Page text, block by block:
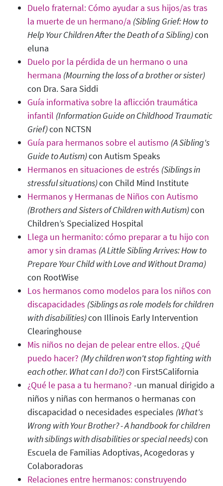
Duelo fraternal: Cómo ayudar a sus hijos/as tras
la muerte de un hermano/a (Sibling Grief: How to
Help Your Children After the Death of a Sibling)con
eluna
Duelo por la pérdida de un hermano o una
hermana (Mourning the loss of a brother or sister)
con Dra. Sara Siddi
Guía informativa sobre la aflicción traumática
infantil (Information Guide on Childhood Traumatic
Grief)con NCTSN
Guía para hermanos sobre el autismo (A Sibling's
Guide to Autism)con Autism Speaks
Hermanos en situaciones de estrés (Siblings in
stressful situations)con Child Mind Institute
Hermanos y Hermanas de Niños con Autismo
(Brothers and Sisters of Children with Autism)con
Children’s Specialized Hospital
Llega un hermanito: cómo preparar a tu hijo con
amor y sin dramas (A Little Sibling Arrives: How to
Prepare Your Child with Love and Without Drama)
con RootWise
Los hermanos como modelos para los niños con
discapacidades (Siblings as role models for children
with disabilities)con Illinois Early Intervention
Clearinghouse
Mis niños no dejan de pelear entre ellos. ¿Qué
puedo hacer? (My children won't stop fighting with
each other. What can I do?)con First5California
¿Qué le pasa a tu hermano? -un manual dirigido a
niños y niñas con hermanos o hermanas con
discapacidad o necesidades especiales (What's
Wrong with Your Brother? - A handbook for children
with siblings with disabilities or special needs)con
Escuela de Familias Adoptivas, Acogedoras y
Colaboradoras
Relaciones entre hermanos: construyendo